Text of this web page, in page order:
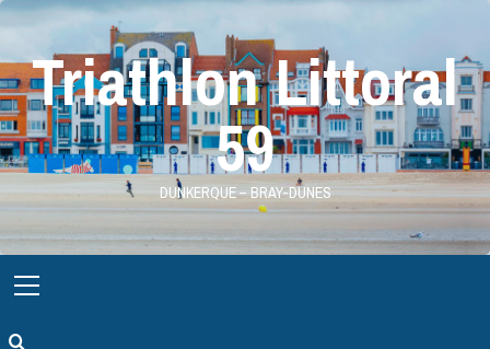
Skip
contentTriathlon Littoral
59
DUNKERQUE – BRAY-DUNES
Menu